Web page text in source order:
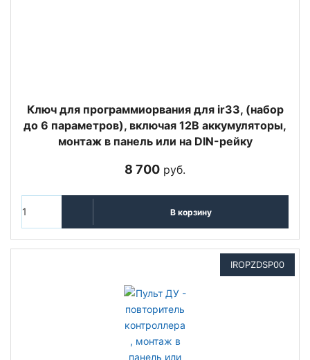
Ключ для программиорвания для ir33, (набор
до 6 параметров), включая 12В аккумуляторы,
монтаж в панель или на DIN-рейку
8 700 руб.
В корзину
IROPZDSP00